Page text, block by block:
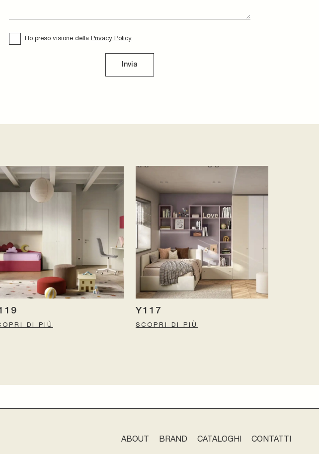
Ho preso visione della Privacy Policy
Invia
DI PIÙ
Y117
SCOPRI DI PIÙ
ABOUT BRAND CATALOGHI CONTATTI